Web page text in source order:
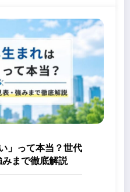
」って本当？世代
まで徹底解説